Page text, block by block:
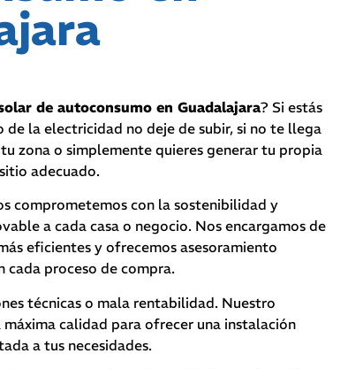
de autoconsumo en Guadalajara? Si estás
de la electricidad no deje de subir, si no te llega
zona o simplemente quieres generar tu propia
adecuado.
comprometemos con la sostenibilidad y
a cada casa o negocio. Nos encargamos de
eficientes y ofrecemos asesoramiento
cada proceso de compra.
técnicas o mala rentabilidad. Nuestro
calidad para ofrecer una instalación
a tus necesidades.